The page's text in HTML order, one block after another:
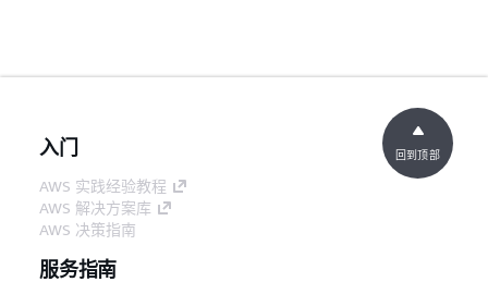
入门
AWS 实践经验教程
AWS 解决方案库
AWS 决策指南
服务指南
回到顶部